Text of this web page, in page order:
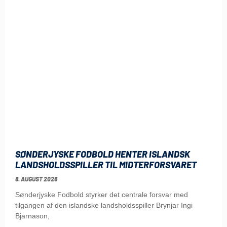
SØNDERJYSKE FODBOLD HENTER ISLANDSK
LANDSHOLDSSPILLER TIL MIDTERFORSVARET
8. AUGUST 2026
Sønderjyske Fodbold styrker det centrale forsvar med
tilgangen af den islandske landsholdsspiller Brynjar Ingi
Bjarnason,